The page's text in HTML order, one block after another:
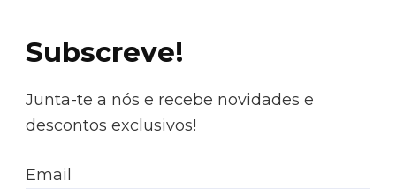
Subscreve!
Junta-te a nós e recebe novidades e
descontos exclusivos!
Email